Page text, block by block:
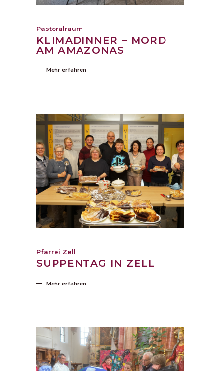
Pastoralraum
KLIMADINNER – MORD
AM AMAZONAS
Mehr erfahren
Pfarrei Zell
SUPPENTAG IN ZELL
Mehr erfahren